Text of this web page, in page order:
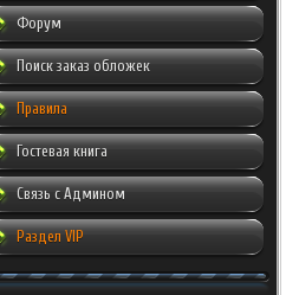
Форум
Поиск заказ обложек
Правила
Гостевая книга
Связь с Админом
Раздел VIP